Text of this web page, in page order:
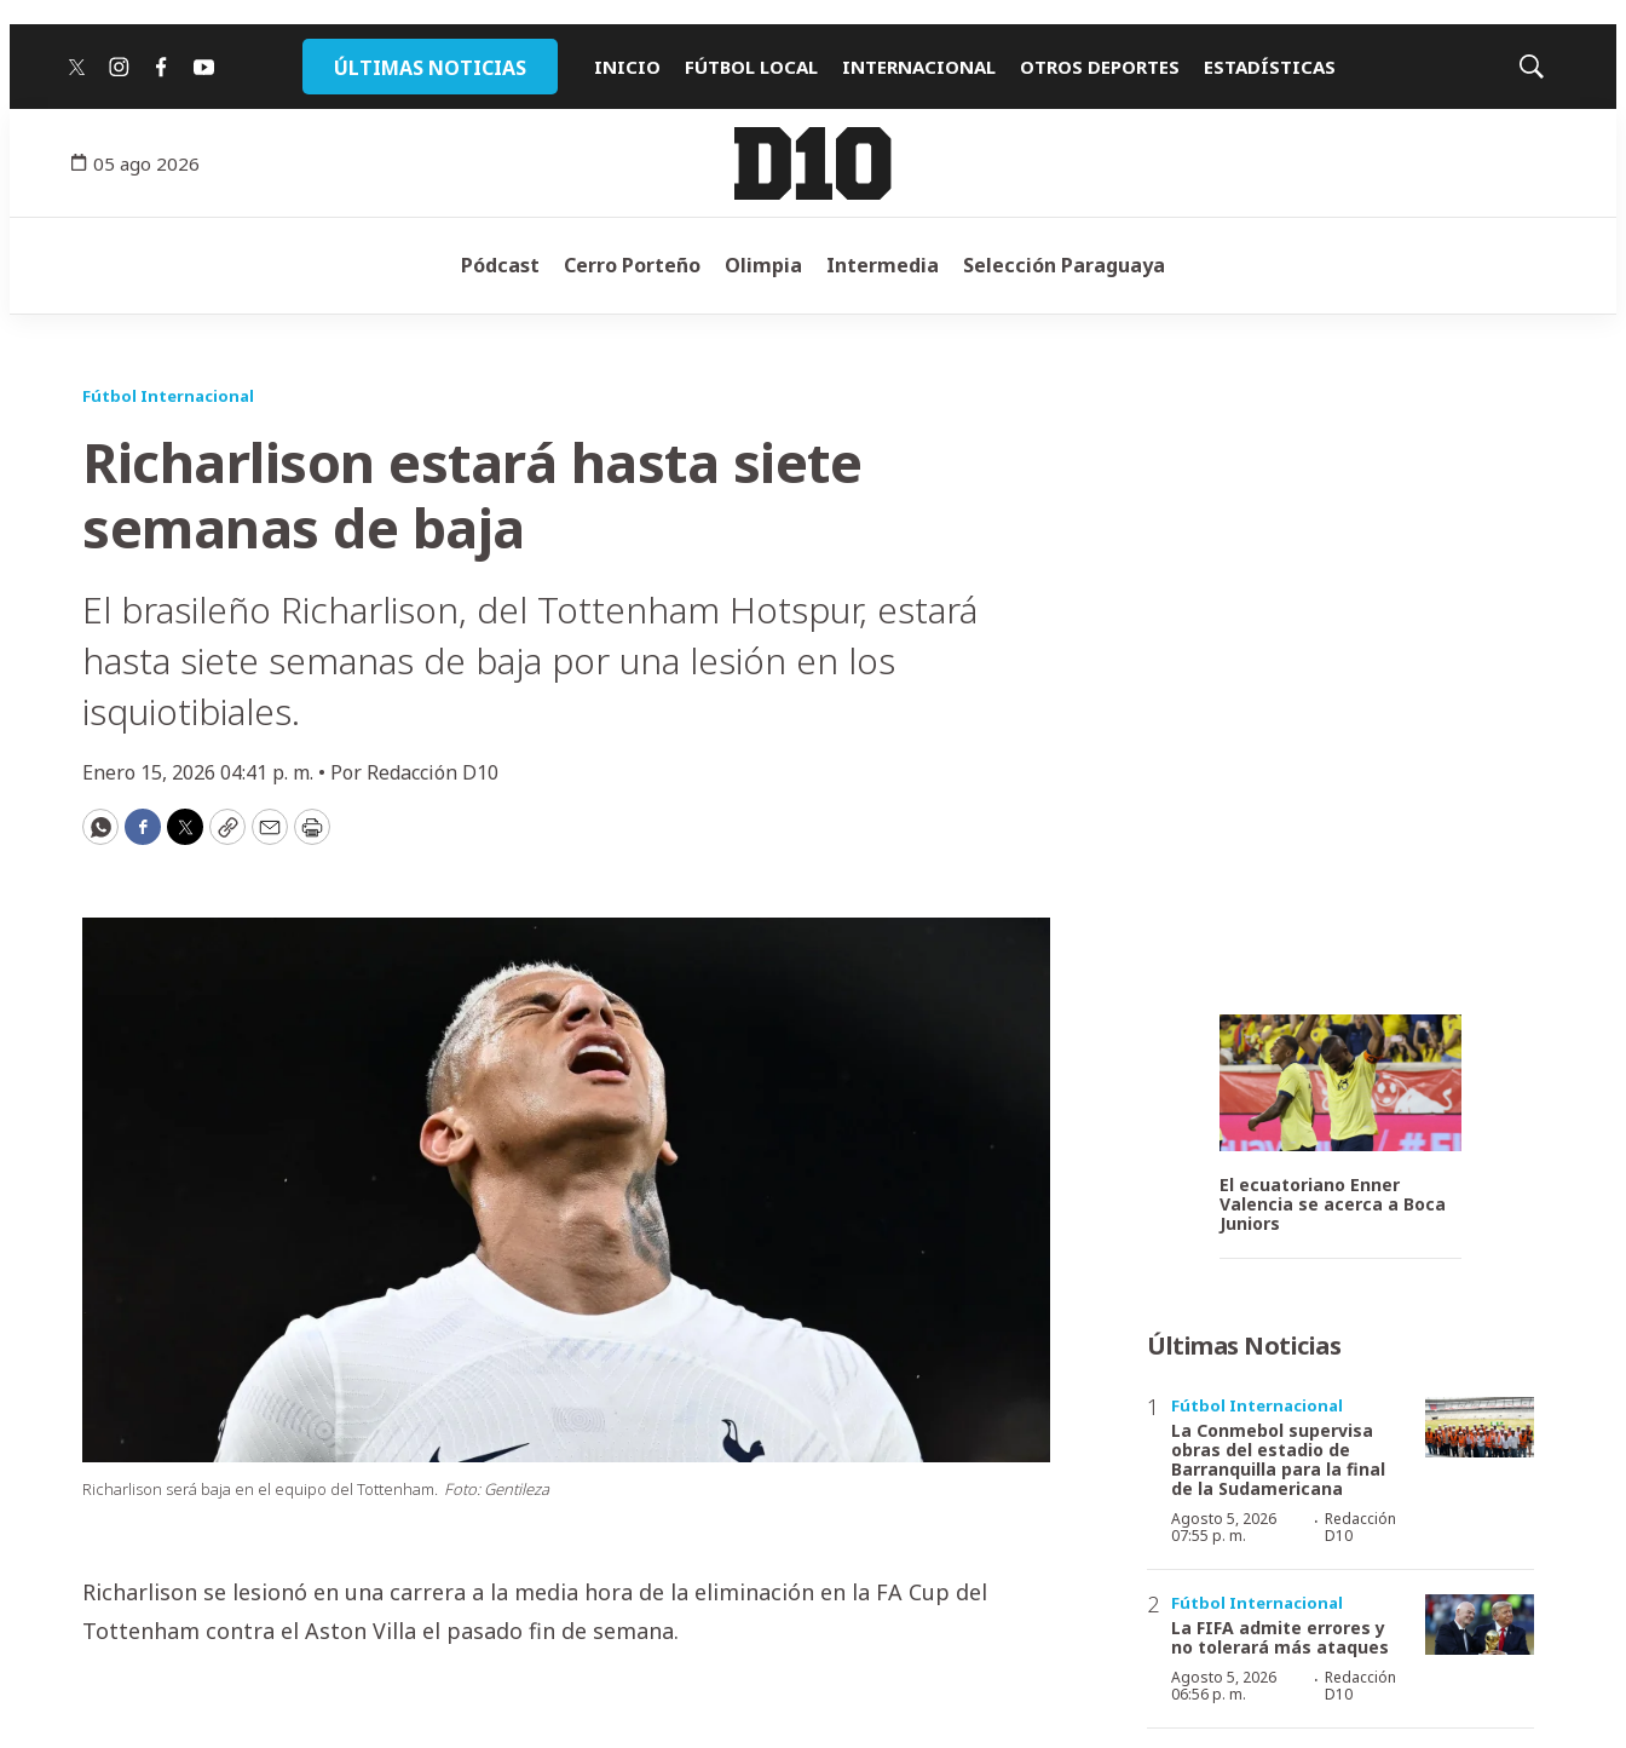
twitterinstagram
facebook
youtube ÚLTIMAS NOTICIAS INICIO FÚTBOL LOCAL INTERNACIONAL OTROS DEPORTES ESTADÍSTICAS
Mostrar
05 ago 2026
Pódcast Cerro Porteño Olimpia Intermedia Selección Paraguaya
Fútbol Internacional
Richarlison estará hasta siete
semanas de baja
El brasileño Richarlison, del Tottenham Hotspur, estará
hasta siete semanas de baja por una lesión en los
isquiotibiales.
Enero 15, 2026 04:41 p. m. • Por Redacción D10
WhatsApp
Facebook
Twitter
CopyEmailPrint
Richarlison será baja en el equipo del Tottenham. Foto: Gentileza
Richarlison se lesionó en una carrera a la media hora de la eliminación en la FA Cup del
Tottenham contra el Aston Villa el pasado fin de semana.
El ecuatoriano Enner
Valencia se acerca a Boca
Juniors
Últimas Noticias
Fútbol Internacional
La Conmebol supervisa
obras del estadio de
Barranquilla para la final
de la Sudamericana
Agosto 5, 2026
07:55 p. m.
· Redacción
D10
Fútbol Internacional
La FIFA admite errores y
no tolerará más ataques
Agosto 5, 2026
06:56 p. m.
· Redacción
D10